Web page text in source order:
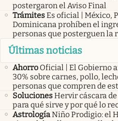
postergaron el Aviso Final
TrámitesEs oficial | México,
Dominicana prohíben el
personas que posterguen la
Últimas noticias
Ahorro Oficial | El Gobierno
30% sobre carnes, pollo,
personas que compren de
SolucionesHervir cáscara
para qué sirve y por qué lo
AstrologíaNiño Prodigio: el